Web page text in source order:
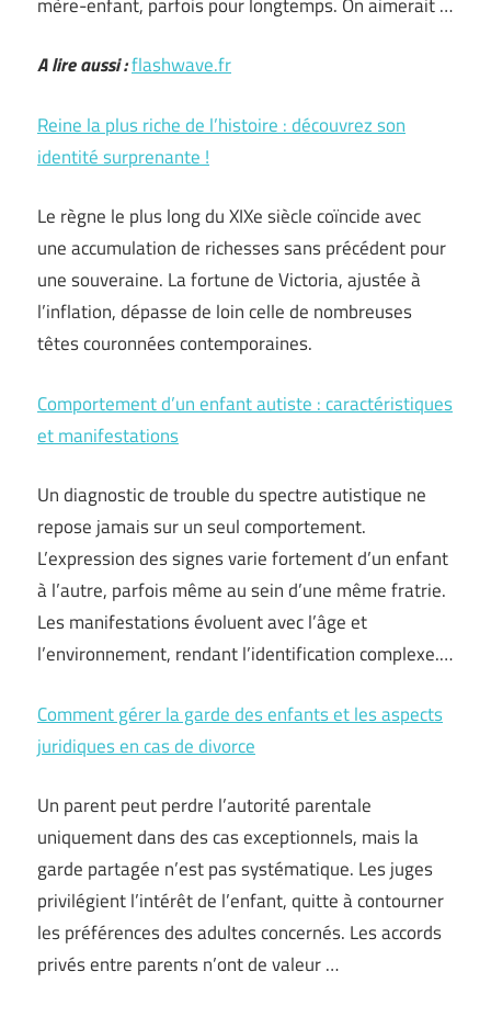
A lire aussi :flashwave.fr
Reine la plus riche de l’histoire : découvrez son
identité surprenante !
Le règne le plus long du XIXe siècle coïncide avec
une accumulation de richesses sans précédent pour
une souveraine. La fortune de Victoria, ajustée à
l’inflation, dépasse de loin celle de nombreuses
têtes couronnées contemporaines.
Comportement d’un enfant autiste : caractéristiques
et manifestations
Un diagnostic de trouble du spectre autistique ne
repose jamais sur un seul comportement.
L’expression des signes varie fortement d’un enfant
à l’autre, parfois même au sein d’une même fratrie.
Les manifestations évoluent avec l’âge et
l’environnement, rendant l’identification complexe.…
Comment gérer la garde des enfants et les aspects
juridiques en cas de divorce
Un parent peut perdre l’autorité parentale
uniquement dans des cas exceptionnels, mais la
garde partagée n’est pas systématique. Les juges
privilégient l’intérêt de l’enfant, quitte à contourner
les préférences des adultes concernés. Les accords
privés entre parents n’ont de valeur …